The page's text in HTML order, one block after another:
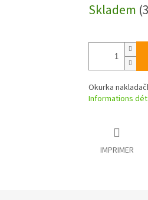
de
Skladem
Okurka
Informations
IMPRIMER